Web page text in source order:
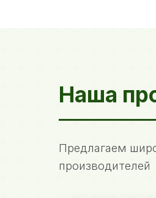
Наша
Предлагаем
производителей